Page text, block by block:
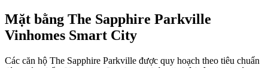
Mặt bằng The Sapphire Parkville
Vinhomes Smart City
Các căn hộ The Sapphire Parkville được quy hoạch theo tiêu chuẩn